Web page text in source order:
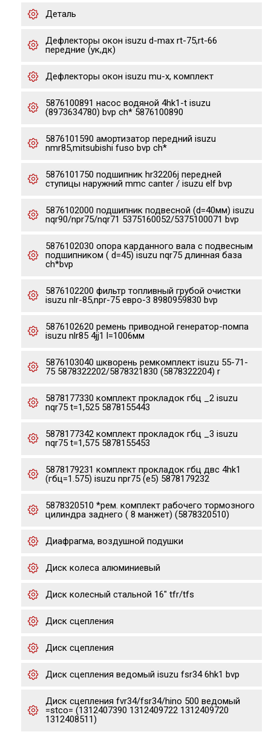
Деталь
Дефлекторы окон isuzu d-max rt-75,rt-66
передние (ук,дк)
Дефлекторы окон isuzu mu-x, комплект
5876100891 насос водяной 4hk1-t isuzu
(8973634780) bvp ch* 5876100890
5876101590 амортизатор передний isuzu
nmr85,mitsubishi fuso bvp ch*
5876101750 подшипник hr32206j передней
ступицы наружний mmc canter / isuzu elf bvp
5876102000 подшипник подвесной (d=40мм) isuzu
nqr90/npr75/nqr71 5375160052/5375100071 bvp
5876102030 опора карданного вала с подвесным
подшипником ( d=45) isuzu nqr75 длинная база
ch*bvp
5876102200 фильтр топливный грубой очистки
isuzu nlr-85,npr-75 евро-3 8980959830 bvp
5876102620 ремень приводной генератор-помпа
isuzu nlr85 4jj1 l=1006мм
5876103040 шкворень ремкомплект isuzu 55-71-
75 5878322202/5878321830 (5878322204) r
5878177330 комплект прокладок гбц _2 isuzu
nqr75 t=1,525 5878155443
5878177342 комплект прокладок гбц _3 isuzu
nqr75 t=1,575 5878155453
5878179231 комплект прокладок гбц двс 4hk1
(гбц=1.575) isuzu npr75 (e5) 5878179232
5878320510 *рем. комплект рабочего тормозного
цилиндра заднего ( 8 манжет) (5878320510)
Диафрагма, воздушной подушки
Диск колеса алюминиевый
Диск колесный стальной 16" tfr/tfs
Диск сцепления
Диск сцепления
Диск сцепления ведомый isuzu fsr34 6hk1 bvp
Диск сцепления fvr34/fsr34/hino 500 ведомый
=stco= (1312407390 1312409722 1312409720
1312408511)